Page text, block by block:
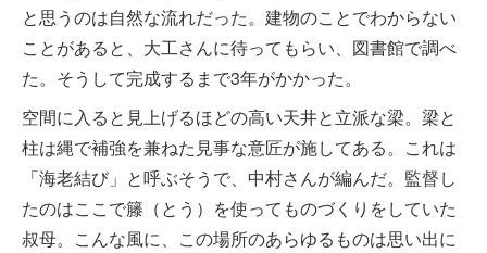
と思うのは自然な流れだった。建物のことでわからない
ことがあると、大工さんに待ってもらい、図書館で調べ
た。そうして完成するまで3年がかかった。
空間に入ると見上げるほどの高い天井と立派な梁。梁と
柱は縄で補強を兼ねた見事な意匠が施してある。これは
「海老結び」と呼ぶそうで、中村さんが編んだ。監督し
たのはここで籐（とう）を使ってものづくりをしていた
叔母。こんな風に、この場所のあらゆるものは思い出に